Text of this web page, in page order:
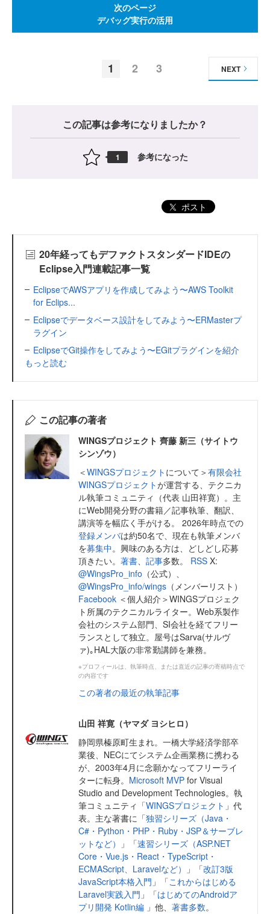
次のページ
デバッグ実行の活用
1 2 3 NEXT
この記事は参考になりましたか？
1 参考になった
ポスト
20年経ってもデファクトスタンダードIDEの
Eclipse入門連載記事一覧
EclipseでAWSアプリを作成してみよう〜AWS Toolkit
for Eclips...
Eclipseでデータベース設計をしてみよう〜ERMasterプ
ラグイン
EclipseでGit操作をしてみよう〜EGitプラグインを紹介
もっと読む
この記事の著者
WINGSプロジェクト 齊藤 新三（サイトウ
シンゾウ）
＜WINGSプロジェクト について＞有限会社
WINGSプロジェクトが運営する、テクニカ
ル執筆コミュニティ（代表 山田祥寛）。主
にWeb開発分野の書籍／記事執筆、翻訳、
講演等を幅広く手がける。 2026年時点での
登録メンバは約50名で、現在も執筆メンバ
を募集中。興味のある方は、どしどし応募
頂きたい。 著書、 記事多数。 RSS X:
@WingsPro_info （公式）、
@WingsPro_info/wings （メンバーリスト）
Facebook ＜個人紹介＞WINGSプロジェク
ト所属のテクニカルライター。Web系製作
会社のシステム部門、SI会社を経てフリー
ランスとして独立。屋号はSarva(サルヴ
ァ)｡HAL大阪の非常勤講師を兼務。
※プロフィールは、執筆時点、または直近の記事の寄稿時点で
の内容です
この著者の最近の執筆記事
山田 祥寛（ヤマダ ヨシヒロ）
静岡県榛原町生まれ。一橋大学経済学部卒
業後、NECにてシステム企画業務に携わる
が、2003年4月に念願かなってフリーライ
ターに転身。 Microsoft MVP for Visual
Studio and Development Technologies。執
筆コミュニティ「WINGSプロジェクト 」代
表。主な著書に「独習シリーズ（Java・
C#・Python・PHP・Ruby・JSP＆サーブレ
ットなど）
」「速習シリーズ（ASP.NET
Core・Vue.js・React・TypeScript・
ECMAScript、Laravelなど）
」「改訂3版
JavaScript本格入門 」「これからはじめる
Laravel実践入門 」「はじめてのAndroidア
プリ開発 Kotlin編 」他、 著書多数。